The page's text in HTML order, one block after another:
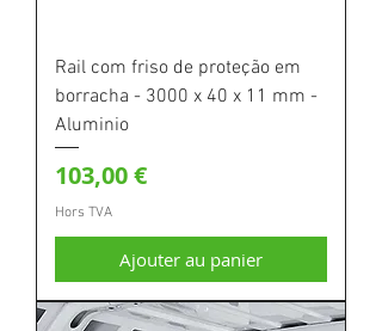
Rail com friso de proteção em
borracha - 3000 x 40 x 11 mm -
Aluminio
Prix
103,00 €
Hors TVA
Ajouter au panier